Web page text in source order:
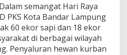
L
a
m
p
u
n
semangat Hari Raya
PKS Kota Bandar Lampung
60 ekor sapi dan 18 ekor
di berbagai wilayah
Penyaluran hewan kurban